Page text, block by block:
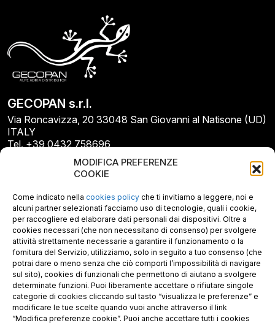
MODIFICA PREFERENZE
COOKIE
Come indicato nella cookies policy che ti invitiamo a leggere, noi e
alcuni partner selezionati facciamo uso di tecnologie, quali i cookie,
per raccogliere ed elaborare dati personali dai dispositivi. Oltre a
cookies necessari (che non necessitano di consenso) per svolgere
attività strettamente necessarie a garantire il funzionamento o la
fornitura del Servizio, utilizziamo, solo in seguito a tuo consenso (che
potrai dare o meno senza che ciò comporti l’impossibilità di navigare
sul sito), cookies di funzionali che permettono di aiutano a svolgere
determinate funzioni. Puoi liberamente accettare o rifiutare singole
categorie di cookies cliccando sul tasto “visualizza le preferenze” e
modificare le tue scelte quando vuoi anche attraverso il link
“Modifica preferenze cookie”. Puoi anche accettare tutti i cookies
GECOPAN s.r.l.
Via Roncavizza, 20 33048 San Giovanni al Natisone (UD)
ITALY
Tel. +39 0432 758696
E-mail: info@gecopan.it
E-mail PEC: gecopan@pec.it
P.I. E C.F. 02487660306
N. REA UD 264834
Capitale sociale € 30.000